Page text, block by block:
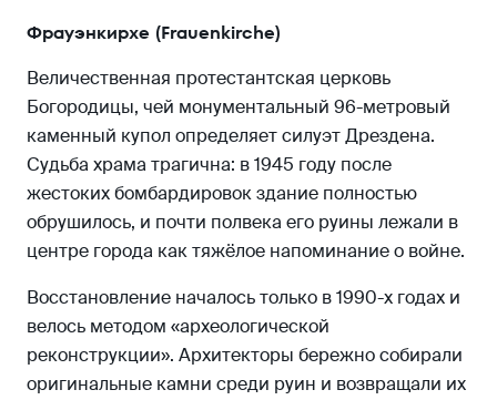
Фрауэнкирхе (Frauenkirche)
Величественная протестантская церковь
Богородицы, чей монументальный 96-метровый
каменный купол определяет силуэт Дрездена.
Судьба храма трагична: в 1945 году после
жестоких бомбардировок здание полностью
обрушилось, и почти полвека его руины лежали в
центре города как тяжёлое напоминание о войне.
Восстановление началось только в 1990-х годах и
велось методом «археологической
реконструкции». Архитекторы бережно собирали
оригинальные камни среди руин и возвращали их